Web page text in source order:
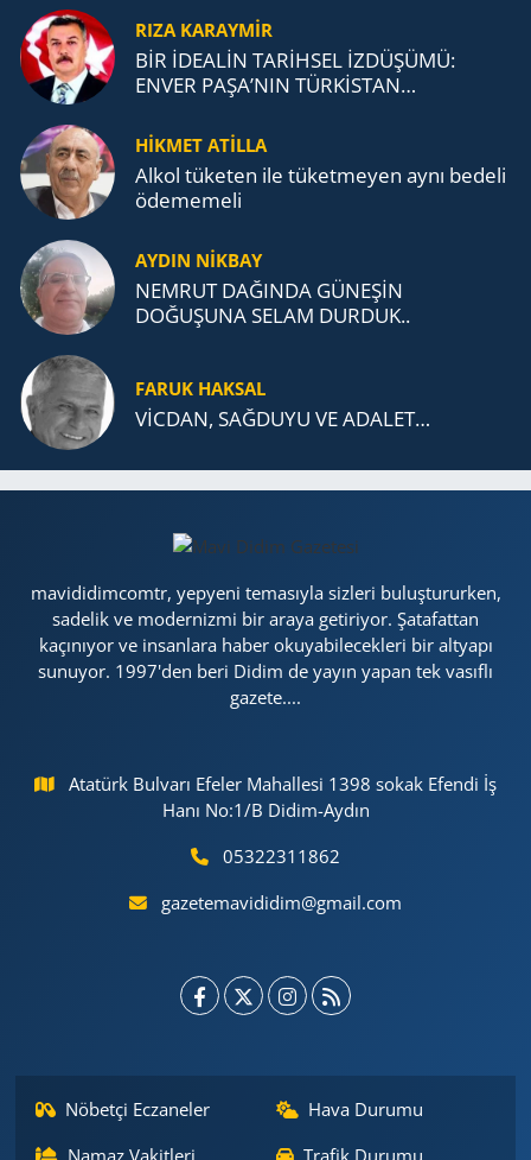
RIZA KARAYMIR
BİR İDEALİN TARİHSEL İZDÜŞÜMÜ:
ENVER PAŞA’NIN TÜRKİSTAN
TEŞKİLATI’NA UZANAN MİRASI
HİKMET ATİLLA
Alkol tü­ke­ten ile tü­ket­me­yen aynı be­de­li
öde­me­me­li
AYDIN NİKBAY
NEMRUT DAĞINDA GÜNEŞİN
DOĞUŞUNA SELAM DURDUK..
FARUK HAKSAL
VİCDAN, SAĞ­DU­YU VE ADA­LET…
mavididimcomtr, yepyeni temasıyla sizleri buluştururken,
sadelik ve modernizmi bir araya getiriyor. Şatafattan
kaçınıyor ve insanlara haber okuyabilecekleri bir altyapı
sunuyor. 1997'den beri Didim de yayın yapan tek vasıflı
gazete....
Atatürk Bulvarı Efeler Mahallesi 1398 sokak Efendi İş
Hanı No:1/B Didim-Aydın
05322311862
gazetemavididim@gmail.com
Nöbetçi Eczaneler
Hava Durumu